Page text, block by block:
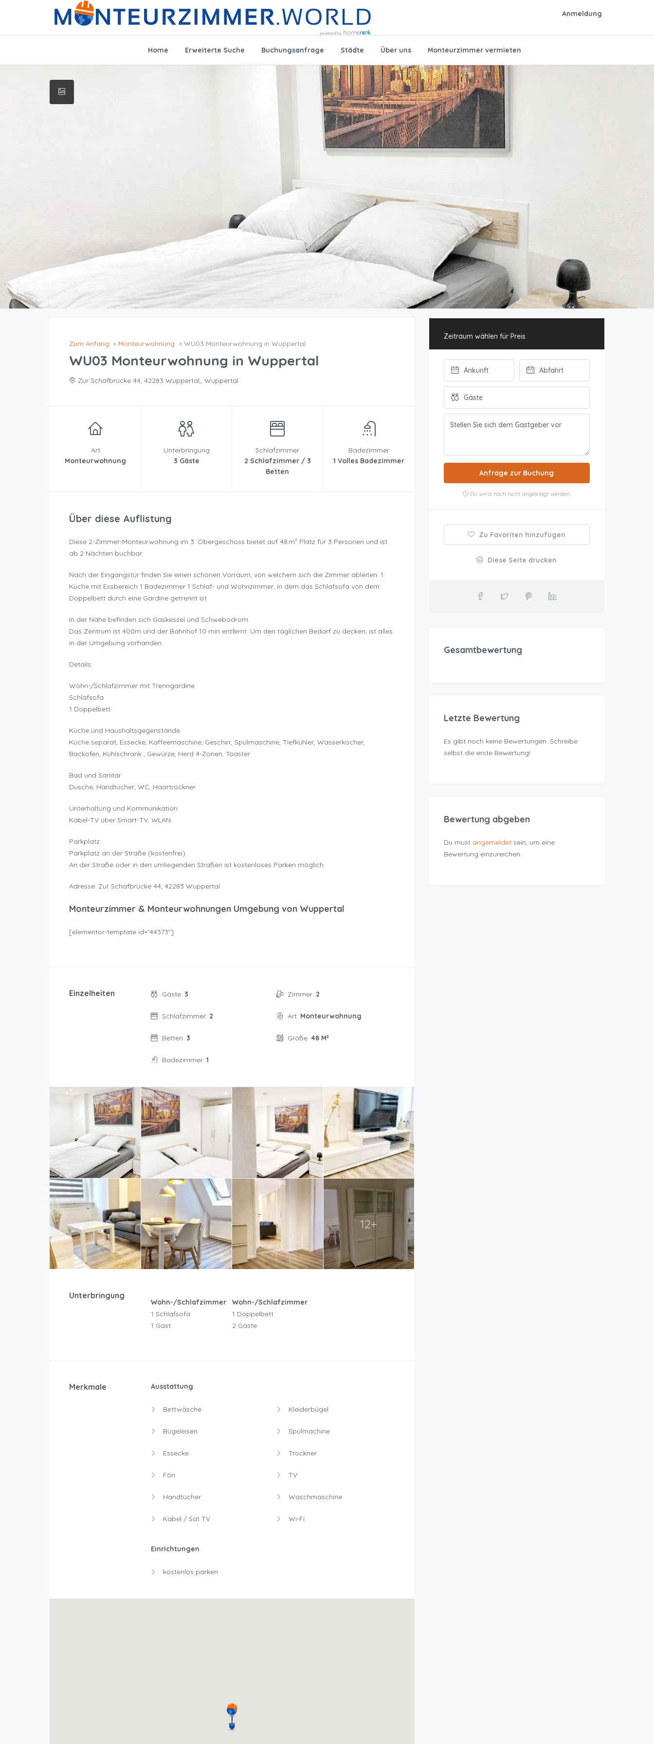
Anmeldung
Home Erweiterte Suche Buchungsanfrage Städte Über uns Monteurzimmer vermieten
Zum Anfang Monteurwohnung WU03 Monteurwohnung in Wuppertal
WU03 Monteurwohnung in Wuppertal
Zur Schafbrücke 44, 42283 Wuppertal,, Wuppertal
Art
Monteurwohnung
Unterbringung
3 Gäste
Schlafzimmer
2 Schlafzimmer / 3
Betten
Badezimmer
1 Volles Badezimmer
Über diese Auflistung
Diese 2-Zimmer-Monteurwohnung im 3. Obergeschoss bietet auf 48 m² Platz für 3 Personen und ist
ab 2 Nächten buchbar.
Nach der Eingangstür finden Sie einen schönen Vorraum, von welchem sich die Zimmer ableiten. 1
Küche mit Essbereich 1 Badezimmer 1 Schlaf- und Wohnzimmer, in dem das Schlafsofa von dem
Doppelbett durch eine Gardine getrennt ist.
In der Nähe befinden sich Gaskessel und Schwebodrom.
Das Zentrum ist 400m und der Bahnhof 10 min entfernt. Um den täglichen Bedarf zu decken, ist alles
in der Umgebung vorhanden.
Details:
Wohn-/Schlafzimmer mit Trenngardine:
Schlafsofa
1 Doppelbett
Küche und Haushaltsgegenstände
Küche separat, Essecke, Kaffeemaschine, Geschirr, Spülmaschine, Tiefkühler, Wasserkocher,
Backofen, Kühlschrank , Gewürze, Herd 4-Zonen, Toaster
Bad und Sanitär
Dusche, Handtücher, WC, Haartrockner
Unterhaltung und Kommunikation
Kabel-TV über Smart-TV, WLAN
Parkplatz:
Parkplatz an der Straße (kostenfrei)
An der Straße oder in den umliegenden Straßen ist kostenloses Parken möglich.
Adresse: Zur Schafbrücke 44, 42283 Wuppertal
Monteurzimmer & Monteurwohnungen Umgebung von Wuppertal
[elementor-template id=”44373″]
Einzelheiten Gäste: 3
Schlafzimmer: 2
Betten: 3
Badezimmer: 1
Zimmer: 2
Art: Monteurwohnung
Größe: 48 M²
12+
Unterbringung
Wohn-/Schlafzimmer
1 Schlafsofa
1 Gast
Wohn-/Schlafzimmer
1 Doppelbett
2 Gäste
Merkmale Ausstattung
Bettwäsche
Bügeleisen
Essecke
Fön
Handtücher
Kabel / Sat TV
Kleiderbügel
Spülmachine
Trockner
TV
Waschmaschine
Wi-Fi
Einrichtungen
kostenlos parken
Zeitraum wählen für Preis
Anfrage zur Buchung
Du wirst noch nicht angeklagt werden.
Zu Favoriten hinzufügen
Diese Seite drucken
Gesamtbewertung
Letzte Bewertung
Es gibt noch keine Bewertungen. Schreibe
selbst die erste Bewertung!
Bewertung abgeben
Du must angemeldet sein, um eine
Bewertung einzureichen.